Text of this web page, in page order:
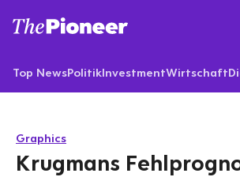
Top NewsPolitikInvestmentWirtschaft
Graphics
Krugmans